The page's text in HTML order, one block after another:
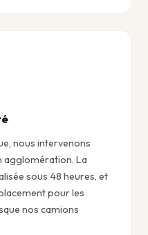
nous intervenons
agglomération. La
sous 48 heures, et
pour les
nos camions